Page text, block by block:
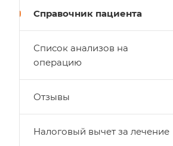
Справочник пациента
Список анализов на
операцию
Отзывы
Налоговый вычет за лечение